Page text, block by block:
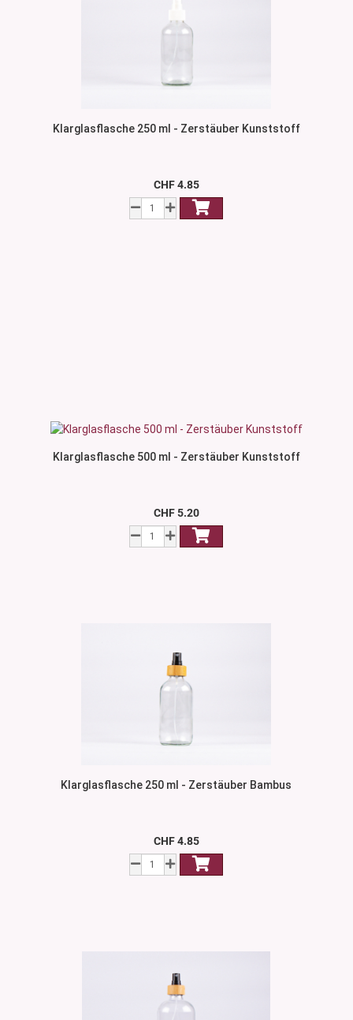
Klarglasflasche 250 ml - Zerstäuber Kunststoff
CHF 4.85
Klarglasflasche 500 ml - Zerstäuber Kunststoff
CHF 5.20
Klarglasflasche 250 ml - Zerstäuber Bambus
CHF 4.85